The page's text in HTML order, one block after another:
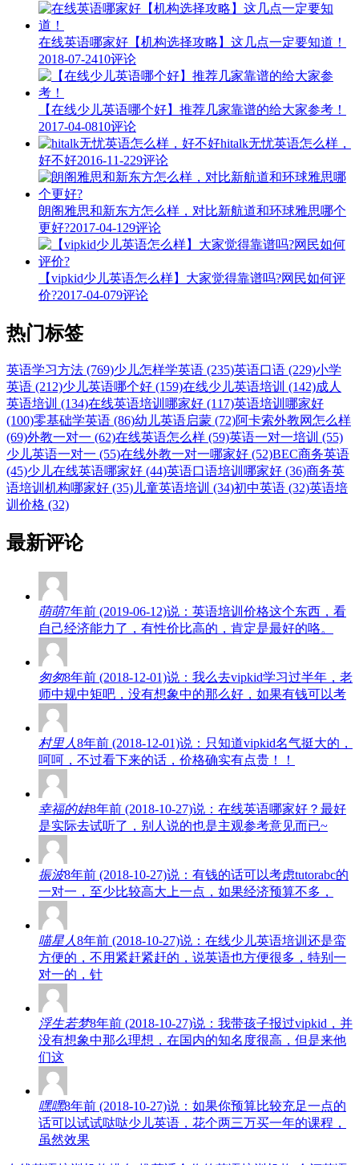
在线英语哪家好【机构选择攻略】这几点一定要知道！
2018-07-2410评论
【在线少儿英语哪个好】推荐几家靠谱的给大家参考！
2017-04-0810评论
hitalk无忧英语怎么样，
好不好2016-11-229评论
朗阁雅思和新东方怎么样，对比新航道和环球雅思哪个
更好?2017-04-129评论
【vipkid少儿英语怎么样】大家觉得靠谱吗?网民如何评
价?2017-04-079评论
热门标签
英语学习方法 (769)少儿怎样学英语 (235)英语口语 (229)小学
英语 (212)少儿英语哪个好 (159)在线少儿英语培训 (142)成人
英语培训 (134)在线英语培训哪家好 (117)英语培训哪家好
(100)零基础学英语 (86)幼儿英语启蒙 (72)阿卡索外教网怎么样
(69)外教一对一 (62)在线英语怎么样 (59)英语一对一培训 (55)
少儿英语一对一 (55)在线外教一对一哪家好 (52)BEC商务英语
(45)少儿在线英语哪家好 (44)英语口语培训哪家好 (36)商务英
语培训机构哪家好 (35) 儿童英语培训 (34)初中英语 (32)英语培
训价格 (32)
最新评论
萌萌7年前 (2019-06-12)说：英语培训价格这个东西，看
自己经济能力了，有性价比高的，肯定是最好的咯。
匆匆8年前 (2018-12-01)说：我么去vipkid学习过半年，老
师中规中矩吧，没有想象中的那么好，如果有钱可以考
村里人8年前 (2018-12-01)说：只知道vipkid名气挺大的，
呵呵，不过看下来的话，价格确实有点贵！！
幸福的娃8年前 (2018-10-27)说：在线英语哪家好？最好
是实际去试听了，别人说的也是主观参考意见而已~
振波8年前 (2018-10-27)说：有钱的话可以考虑tutorabc的
一对一，至少比较高大上一点，如果经济预算不多，
喵星人8年前 (2018-10-27)说：在线少儿英语培训还是蛮
方便的，不用紧赶紧赶的，说英语也方便很多，特别一
对一的，针
浮生若梦8年前 (2018-10-27)说：我带孩子报过vipkid，并
没有想象中那么理想，在国内的知名度很高，但是来他
们这
嘿嘿8年前 (2018-10-27)说：如果你预算比较充足一点的
话可以试试哒哒少儿英语，花个两三万买一年的课程，
虽然效果